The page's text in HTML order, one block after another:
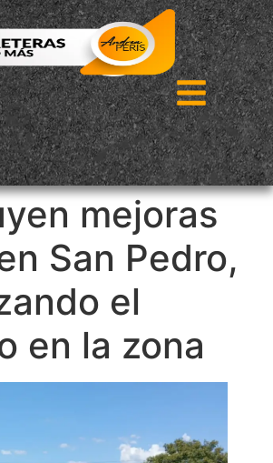
mejoras
San Pedro,
el
en la zona